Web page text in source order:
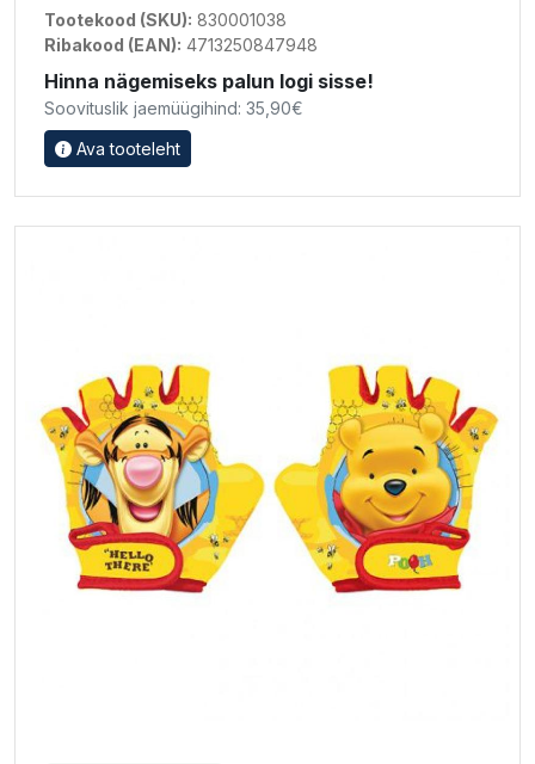
Tootekood (SKU): 830001038
Ribakood (EAN): 4713250847948
Hinna nägemiseks palun logi sisse!
Soovituslik jaemüügihind: 35,90€
Ava tooteleht